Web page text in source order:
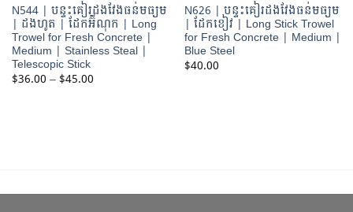
N544 | បន្ទះគៀរដងវែងធន់មធ្យម
| ដងហូត | ដែកអ៊ីណុក | Long
Trowel for Fresh Concrete |
Medium | Stainless Steal |
Telescopic Stick
$36.00 –$45.00Price
range:
N626 | បន្ទះគៀរដងវែងធន់មធ្យម
| ដែកខៀវ | Long Stick Trowel
for Fresh Concrete | Medium |
Blue Steel
$40.00